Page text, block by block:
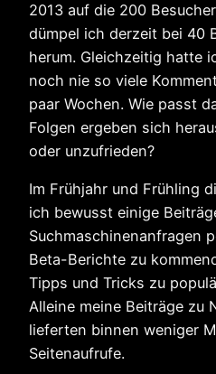
2013 auf die 200
dümpel ich derzeit bei 40
herum. Gleichzeitig hatte
noch nie so viele
paar Wochen. Wie passt
Folgen ergeben sich
oder unzufrieden?
Im Frühjahr und Frühling
ich bewusst einige
Suchmaschinenanfragen
Beta-Berichte zu
Tipps und Tricks zu
Alleine meine Beiträge zu
lieferten binnen weniger
Seitenaufrufe.